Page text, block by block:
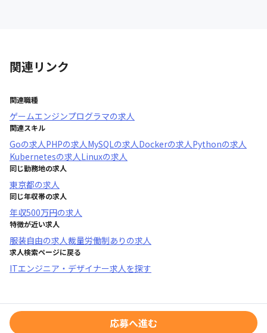
関連リンク
関連職種
ゲームエンジンプログラマの求人
関連スキル
Goの求人PHPの求人MySQLの求人Dockerの求人Pythonの求人
Kubernetesの求人Linuxの求人
同じ勤務地の求人
東京都の求人
同じ年収帯の求人
年収500万円の求人
特徴が近い求人
服装自由の求人裁量労働制あり の求人
求人検索ページに戻る
ITエンジニア・デザイナー求人を探す
応募へ進む